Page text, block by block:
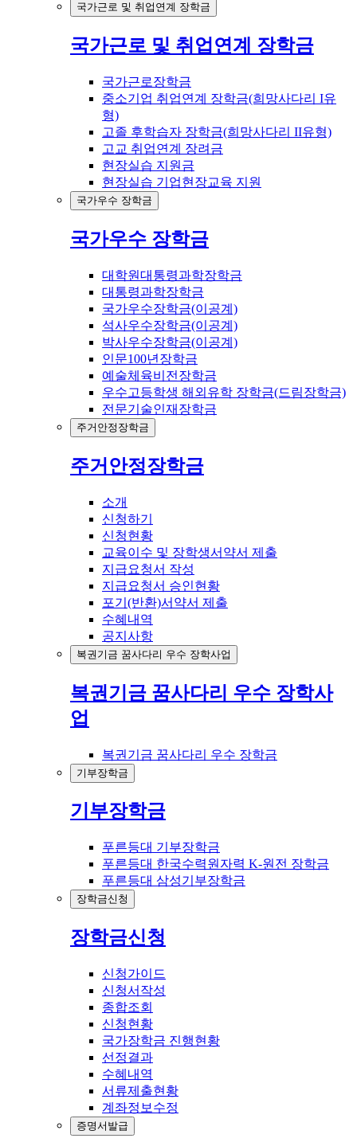
국가근로 및 취업연계 장학금
국가근로 및 취업연계 장학금
국가근로장학금
중소기업 취업연계 장학금(희망사다리 I유
형)
고졸 후학습자 장학금(희망사다리 II유형)
고교 취업연계 장려금
현장실습 지원금
현장실습 기업현장교육 지원
국가우수 장학금
국가우수 장학금
대학원대통령과학장학금
대통령과학장학금
국가우수장학금(이공계)
석사우수장학금(이공계)
박사우수장학금(이공계)
인문100년장학금
예술체육비전장학금
우수고등학생 해외유학 장학금(드림장학금)
전문기술인재장학금
주거안정장학금
주거안정장학금
소개
신청하기
신청현황
교육이수 및 장학생서약서 제출
지급요청서 작성
지급요청서 승인현황
포기(반환)서약서 제출
수혜내역
공지사항
복권기금 꿈사다리 우수 장학사업
복권기금 꿈사다리 우수 장학사
업
복권기금 꿈사다리 우수 장학금
기부장학금
기부장학금
푸른등대 기부장학금
푸른등대 한국수력원자력 K-원전 장학금
푸른등대 삼성기부장학금
장학금신청
장학금신청
신청가이드
신청서작성
종합조회
신청현황
국가장학금 진행현황
선정결과
수혜내역
서류제출현황
계좌정보수정
증명서발급